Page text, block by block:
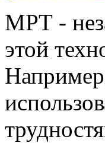
МРТ -
этой